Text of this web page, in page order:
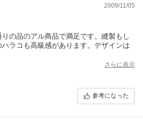
しないといけないだろうから、
を使えて良さそうだなぁ
見て買ったほうが、納得できて
ので、アリスを何年か使ってみて、使い
店の方にも
。
れて良かったです）
2009/11/05
の品のアル商品で満足です。縫製もし
ラコも高級感があります。デザインは
がないので若干不安なのと、小銭入れの
硬い生地なので出し入れがしづらい点
さらに表示
参考になった